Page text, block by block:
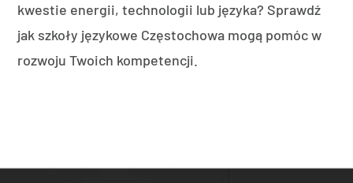
kwestie energii, technologii lub języka? Sprawdź
jak szkoły językowe Częstochowa mogą pomóc w
rozwoju Twoich kompetencji.